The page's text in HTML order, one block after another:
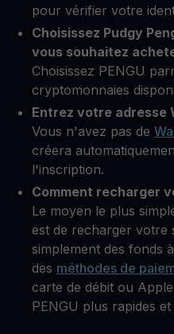
pour vérifier votre
Choisissez Pudgy
vous souhaitez
Choisissez PENGU
cryptomonnaies
Entrez votre adresse
Vous n'avez pas de
créera
l'inscription.
Comment recharger
Le moyen le plus
est de recharger votre
simplement des fonds
des méthodes de
carte de débit ou
PENGU plus rapides